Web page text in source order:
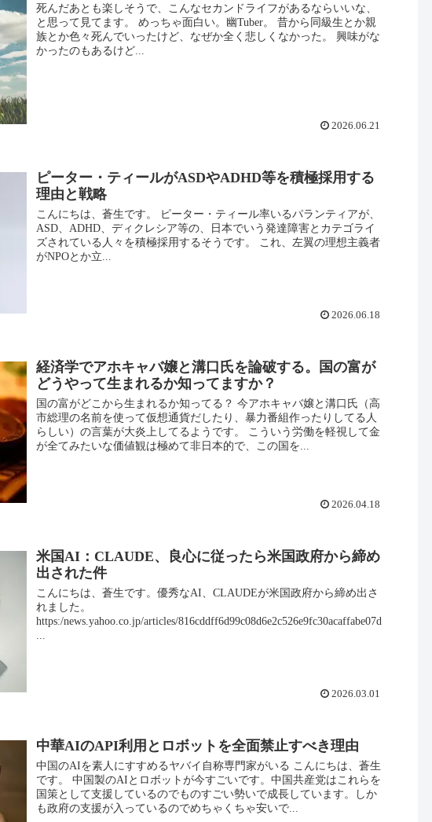
死んだあとも楽しそうで、こんなセカンドライフがあるならいいな、
と思って見てます。 めっちゃ面白い。幽Tuber。 昔から同級生とか親
族とか色々死んでいったけど、なぜか全く悲しくなかった。 興味がな
かったのもあるけど...
2026.06.21
ピーター・ティールがASDやADHD等を積極採用する
理由と戦略
こんにちは、蒼生です。 ピーター・ティール率いるパランティアが、
ASD、ADHD、ディクレシア等の、日本でいう発達障害とカテゴライ
ズされている人々を積極採用するそうです。 これ、左翼の理想主義者
がNPOとか立...
2026.06.18
経済学でアホキャバ嬢と溝口氏を論破する。国の富が
どうやって生まれるか知ってますか？
国の富がどこから生まれるか知ってる？ 今アホキャバ嬢と溝口氏（高
市総理の名前を使って仮想通貨だしたり、暴力番組作ったりしてる人
らしい）の言葉が大炎上してるようです。 こういう労働を軽視して金
が全てみたいな価値観は極めて非日本的で、この国を...
2026.04.18
米国AI：CLAUDE、良心に従ったら米国政府から締め
出された件
こんにちは、蒼生です。優秀なAI、CLAUDEが米国政府から締め出さ
れました。
https:/news.yahoo.co.jp/articles/816cddff6d99c08d6e2c526e9fc30acaffabe07d
2026.03.01
中華AIのAPI利用とロボットを全面禁止すべき理由
中国のAIを素人にすすめるヤバイ自称専門家がいる こんにちは、蒼生
です。 中国製のAIとロボットが今すごいです。中国共産党はこれらを
国策として支援しているのでものすごい勢いで成長しています。しか
も政府の支援が入っているのでめちゃくちゃ安いで...